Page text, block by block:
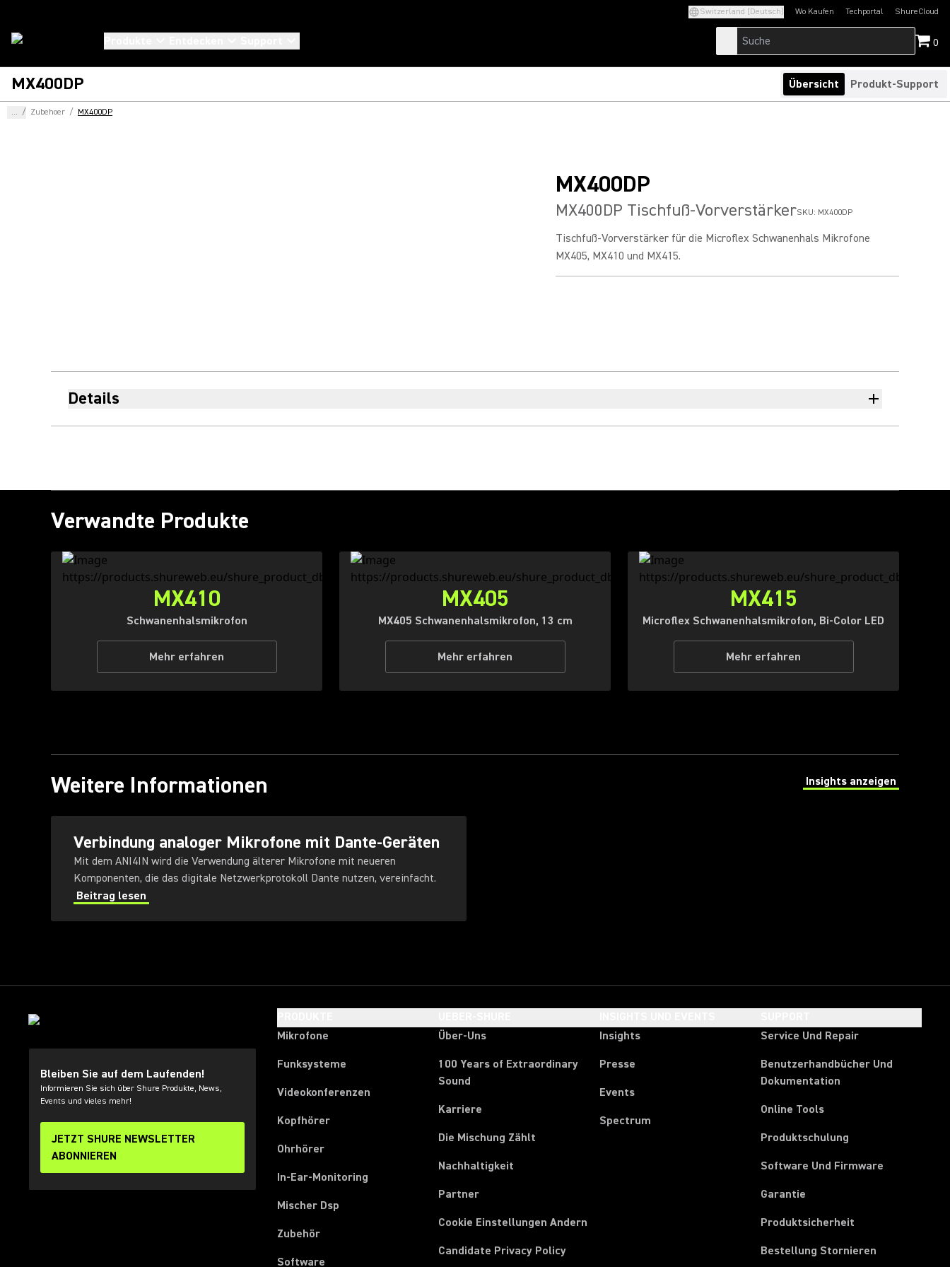
Switzerland (Deutsch) Wo Kaufen Techportal
(Opens in a new tab)ShureCloud
(Opens in a new
0
MX400DP Übersicht Produkt-Support
... / Zubehoer / MX400DP
MX400DP
MX400DP Tischfuß-VorverstärkerSKU: MX400DP
Tischfuß-Vorverstärker für die Microflex Schwanenhals Mikrofone
MX405, MX410 und MX415.
Details
Verwandte Produkte
MX410
Schwanenhalsmikrofon
Mehr erfahren
MX405
MX405 Schwanenhalsmikrofon, 13 cm
Mehr erfahren
MX415
Microflex Schwanenhalsmikrofon, Bi-Color LED
Mehr erfahren
Weitere Informationen Insights anzeigen
(Opens in a new tab)
Verbindung analoger Mikrofone mit Dante-Geräten
Mit dem ANI4IN wird die Verwendung älterer Mikrofone mit neueren
Komponenten, die das digitale Netzwerkprotokoll Dante nutzen, vereinfacht.
Beitrag lesen
Bleiben Sie auf dem Laufenden!
Informieren Sie sich über Shure Produkte, News,
Events und vieles mehr!
JETZT SHURE NEWSLETTER
ABONNIEREN
Mikrofone
Funksysteme
Videokonferenzen
Kopfhörer
Ohrhörer
In-Ear-Monitoring
Mischer Dsp
Zubehör
Software
Über-Uns
100 Years of Extraordinary
Sound
Karriere
Die Mischung Zählt
Nachhaltigkeit
Partner
Cookie Einstellungen Andern
Candidate Privacy Policy
Insights
Presse
Events
Spectrum
Service Und Repair
Benutzerhandbücher Und
Dokumentation
Online Tools
Produktschulung
Software Und Firmware
Garantie
Produktsicherheit
Bestellung Stornieren